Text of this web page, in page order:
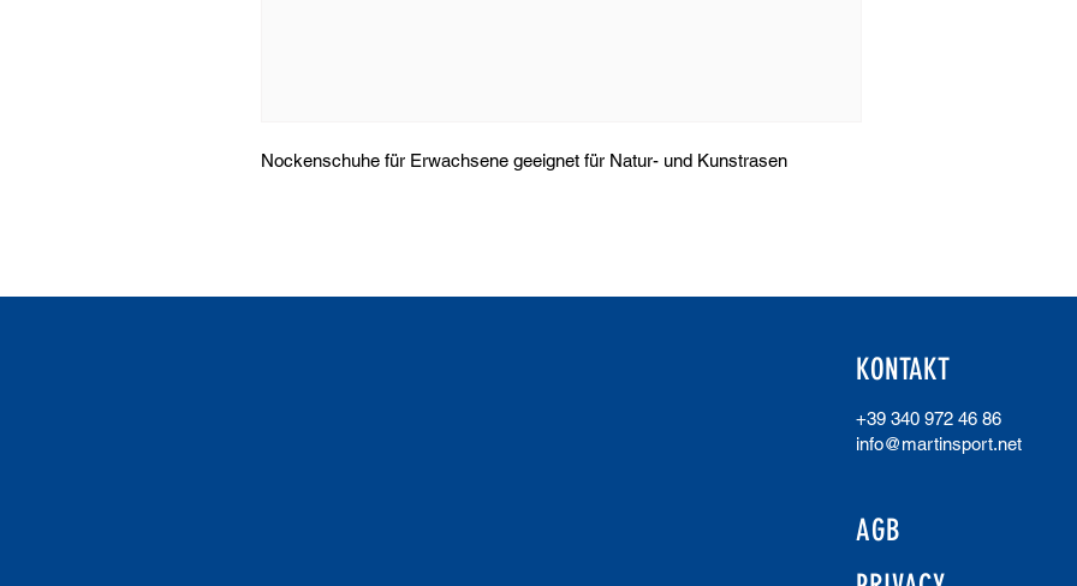
Nockenschuhe für Erwachsene geeignet für Natur- und Kunstrasen
KONTAKT
+39 340 972 46 86
info@martinsport.net
AGB